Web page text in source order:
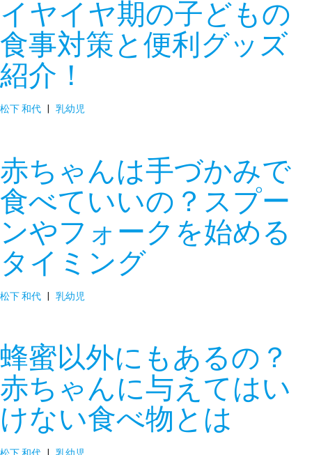
イヤイヤ期の子どもの
食事対策と便利グッズ
紹介！
松下 和代 | 乳幼児
赤ちゃんは手づかみで
食べていいの？スプー
ンやフォークを始める
タイミング
松下 和代 | 乳幼児
蜂蜜以外にもあるの？
赤ちゃんに与えてはい
けない食べ物とは